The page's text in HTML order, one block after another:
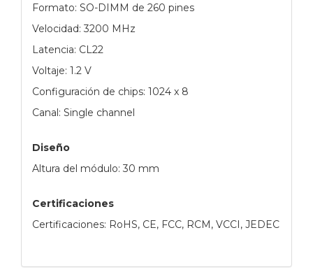
Formato: SO-DIMM de 260 pines
Velocidad: 3200 MHz
Latencia: CL22
Voltaje: 1.2 V
Configuración de chips: 1024 x 8
Canal: Single channel
Diseño
Altura del módulo: 30 mm
Certificaciones
Certificaciones: RoHS, CE, FCC, RCM, VCCI, JEDEC